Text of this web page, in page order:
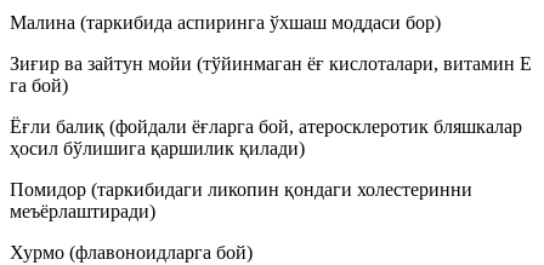
Малина (таркибида аспиринга ўхшаш моддаси бор)
Зиғир ва зайтун мойи (тўйинмаган ёғ кислоталари, витамин Е
га бой)
Ёғли балиқ (фойдали ёғларга бой, атеросклеротик бляшкалар
ҳосил бўлишига қаршилик қилади)
Помидор (таркибидаги ликопин қондаги холестеринни
меъёрлаштиради)
Хурмо (флавоноидларга бой)